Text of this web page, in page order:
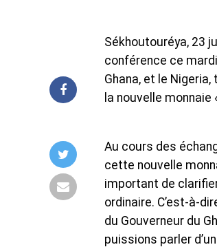
Sékhoutouréya, 23
conférence ce
Ghana, et le
la nouvelle
Au cours des
cette nouvelle
important de
ordinaire. C’est-à-
du Gouverneur du
puissions parler